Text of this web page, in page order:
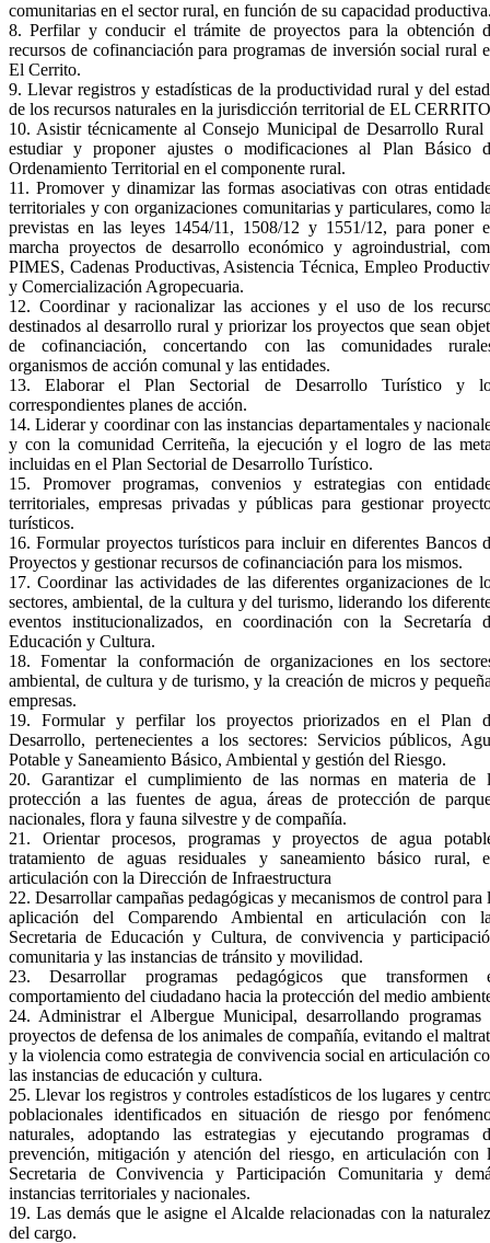
comunitarias en el sector rural, en función de su capacidad
8. Perfilar y conducir el trámite de proyectos para la obtención
recursos de cofinanciación para programas de inversión social rural
El Cerrito.
9. Llevar registros y estadísticas de la productividad rural y del
de los recursos naturales en la jurisdicción territorial de EL
10. Asistir técnicamente al Consejo Municipal de Desarrollo Rural
estudiar y proponer ajustes o modificaciones al Plan Básico
Ordenamiento Territorial en el componente rural.
11. Promover y dinamizar las formas asociativas con otras
territoriales y con organizaciones comunitarias y particulares, como
previstas en las leyes 1454/11, 1508/12 y 1551/12, para poner
marcha proyectos de desarrollo económico y agroindustrial,
PIMES, Cadenas Productivas, Asistencia Técnica, Empleo
y Comercialización Agropecuaria.
12. Coordinar y racionalizar las acciones y el uso de los
destinados al desarrollo rural y priorizar los proyectos que sean
de cofinanciación, concertando con las comunidades
organismos de acción comunal y las entidades.
13. Elaborar el Plan Sectorial de Desarrollo Turístico y
correspondientes planes de acción.
14. Liderar y coordinar con las instancias departamentales y
y con la comunidad Cerriteña, la ejecución y el logro de las
incluidas en el Plan Sectorial de Desarrollo Turístico.
15. Promover programas, convenios y estrategias con
territoriales, empresas privadas y públicas para gestionar
turísticos.
16. Formular proyectos turísticos para incluir en diferentes Bancos
Proyectos y gestionar recursos de cofinanciación para los mismos.
17. Coordinar las actividades de las diferentes organizaciones de
sectores, ambiental, de la cultura y del turismo, liderando los
eventos institucionalizados, en coordinación con la Secretaría
Educación y Cultura.
18. Fomentar la conformación de organizaciones en los
ambiental, de cultura y de turismo, y la creación de micros y
empresas.
19. Formular y perfilar los proyectos priorizados en el Plan
Desarrollo, pertenecientes a los sectores: Servicios públicos,
Potable y Saneamiento Básico, Ambiental y gestión del Riesgo.
20. Garantizar el cumplimiento de las normas en materia de
protección a las fuentes de agua, áreas de protección de
nacionales, flora y fauna silvestre y de compañía.
21. Orientar procesos, programas y proyectos de agua
tratamiento de aguas residuales y saneamiento básico rural,
articulación con la Dirección de Infraestructura
22. Desarrollar campañas pedagógicas y mecanismos de control para
aplicación del Comparendo Ambiental en articulación con
Secretaria de Educación y Cultura, de convivencia y
comunitaria y las instancias de tránsito y movilidad.
23. Desarrollar programas pedagógicos que transformen
comportamiento del ciudadano hacia la protección del medio
24. Administrar el Albergue Municipal, desarrollando programas
proyectos de defensa de los animales de compañía, evitando el
y la violencia como estrategia de convivencia social en articulación
las instancias de educación y cultura.
25. Llevar los registros y controles estadísticos de los lugares y
poblacionales identificados en situación de riesgo por
naturales, adoptando las estrategias y ejecutando programas
prevención, mitigación y atención del riesgo, en articulación con
Secretaria de Convivencia y Participación Comunitaria y
instancias territoriales y nacionales.
19. Las demás que le asigne el Alcalde relacionadas con la
del cargo.